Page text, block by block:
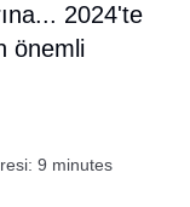
2024'te
önemli
9 minutes